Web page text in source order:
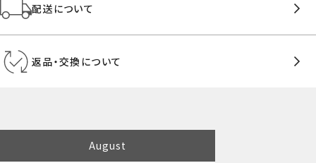
配送について
返品・交換について
August